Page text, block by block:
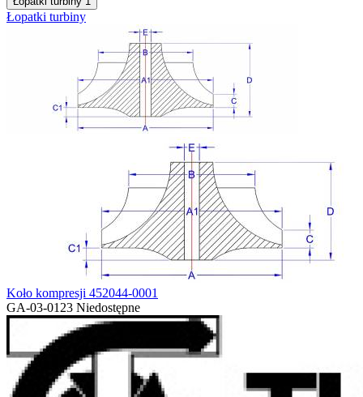
Łopatki turbiny
Koło kompresji 452044-0001
GA-03-0123 Niedostępne